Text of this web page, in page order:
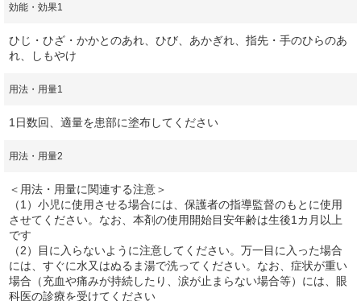
効能・効果1
ひじ・ひざ・かかとのあれ、ひび、あかぎれ、指先・手のひらのあ
れ、しもやけ
用法・用量1
1日数回、適量を患部に塗布してください
用法・用量2
＜用法・用量に関連する注意＞
（1）小児に使用させる場合には、保護者の指導監督のもとに使用
させてください。なお、本剤の使用開始目安年齢は生後1カ月以上
です
（2）目に入らないように注意してください。万一目に入った場合
には、すぐに水又はぬるま湯で洗ってください。なお、症状が重い
場合（充血や痛みが持続したり、涙が止まらない場合等）には、眼
科医の診療を受けてください